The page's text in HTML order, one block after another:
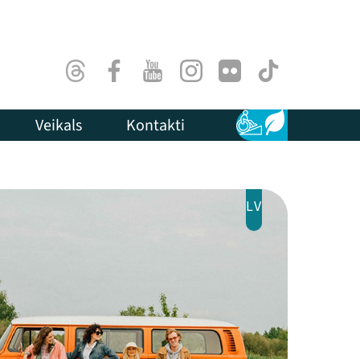
ThreadsFacebookYoutubeInstagram
Flick TikTok
Veikals Kontakti Pieejamība
Ilgtspēja
LV